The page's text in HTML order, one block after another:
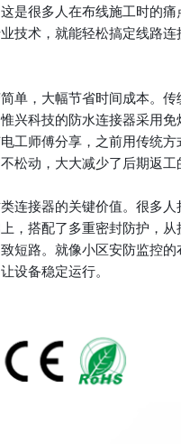
是很多人在布线施工时的
技术，就能轻松搞定线路
单，大幅节省时间成本。
兴科技的防水连接器采用
工师傅分享，之前用传统
松动，大大减少了后期返工
连接器的关键价值。很多
，搭配了多重密封防护，
短路。就像小区安防监控
设备稳定运行。